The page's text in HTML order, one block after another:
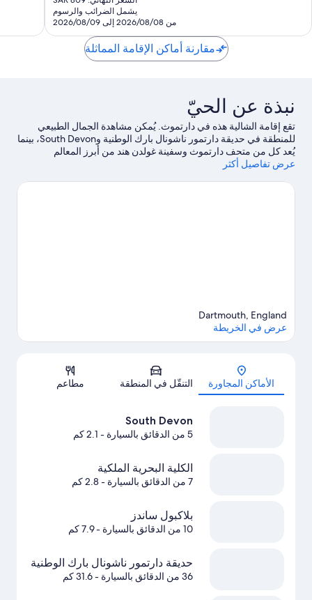
هو
SAR
674
يشمل الضرائب والرسوم
من 2026/08/08 إلى 2026/08/09
مقارنة أماكن الإقامة المماثلة
نبذة عن الحيّ
تقع إقامة الشالية هذه في دارتموث. يُمكن مشاهدة الجمال الطبيعي
للمنطقة في حديقة دارتمور ناشونال بارك الوطنية وSouth Devon، بينما
يُعد كل من متحف دارتموث وسفينة غولدن هند من أبرز المعالم
الثقافية.لا تفوت زيارة كل من حديقة وودلاندز فاميلي الترفيهية وحدائق
إلى دارتموث
عرض تفاصيل أكثر
الخريطة
Dartmouth, England
عرض في الخريطة
الأماكن المجاورة التنقّل في المنطقة مطاعم
South Devon
5 من الدقائق بالسيارة - 2.1 كم
الكلية البحرية الملكية
7 من الدقائق بالسيارة - 2.8 كم
بلاكبول ساندز
10 من الدقائق بالسيارة - 7.9 كم
حديقة دارتمور ناشونال بارك الوطنية
36 من الدقائق بالسيارة - 31.6 كم